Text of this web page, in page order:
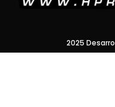
2025